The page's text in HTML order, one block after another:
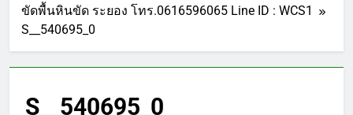
ขัดพื้นหินขัด ระยอง โทร.0616596065 Line ID : WCS1
S__540695_0
S__540695_0